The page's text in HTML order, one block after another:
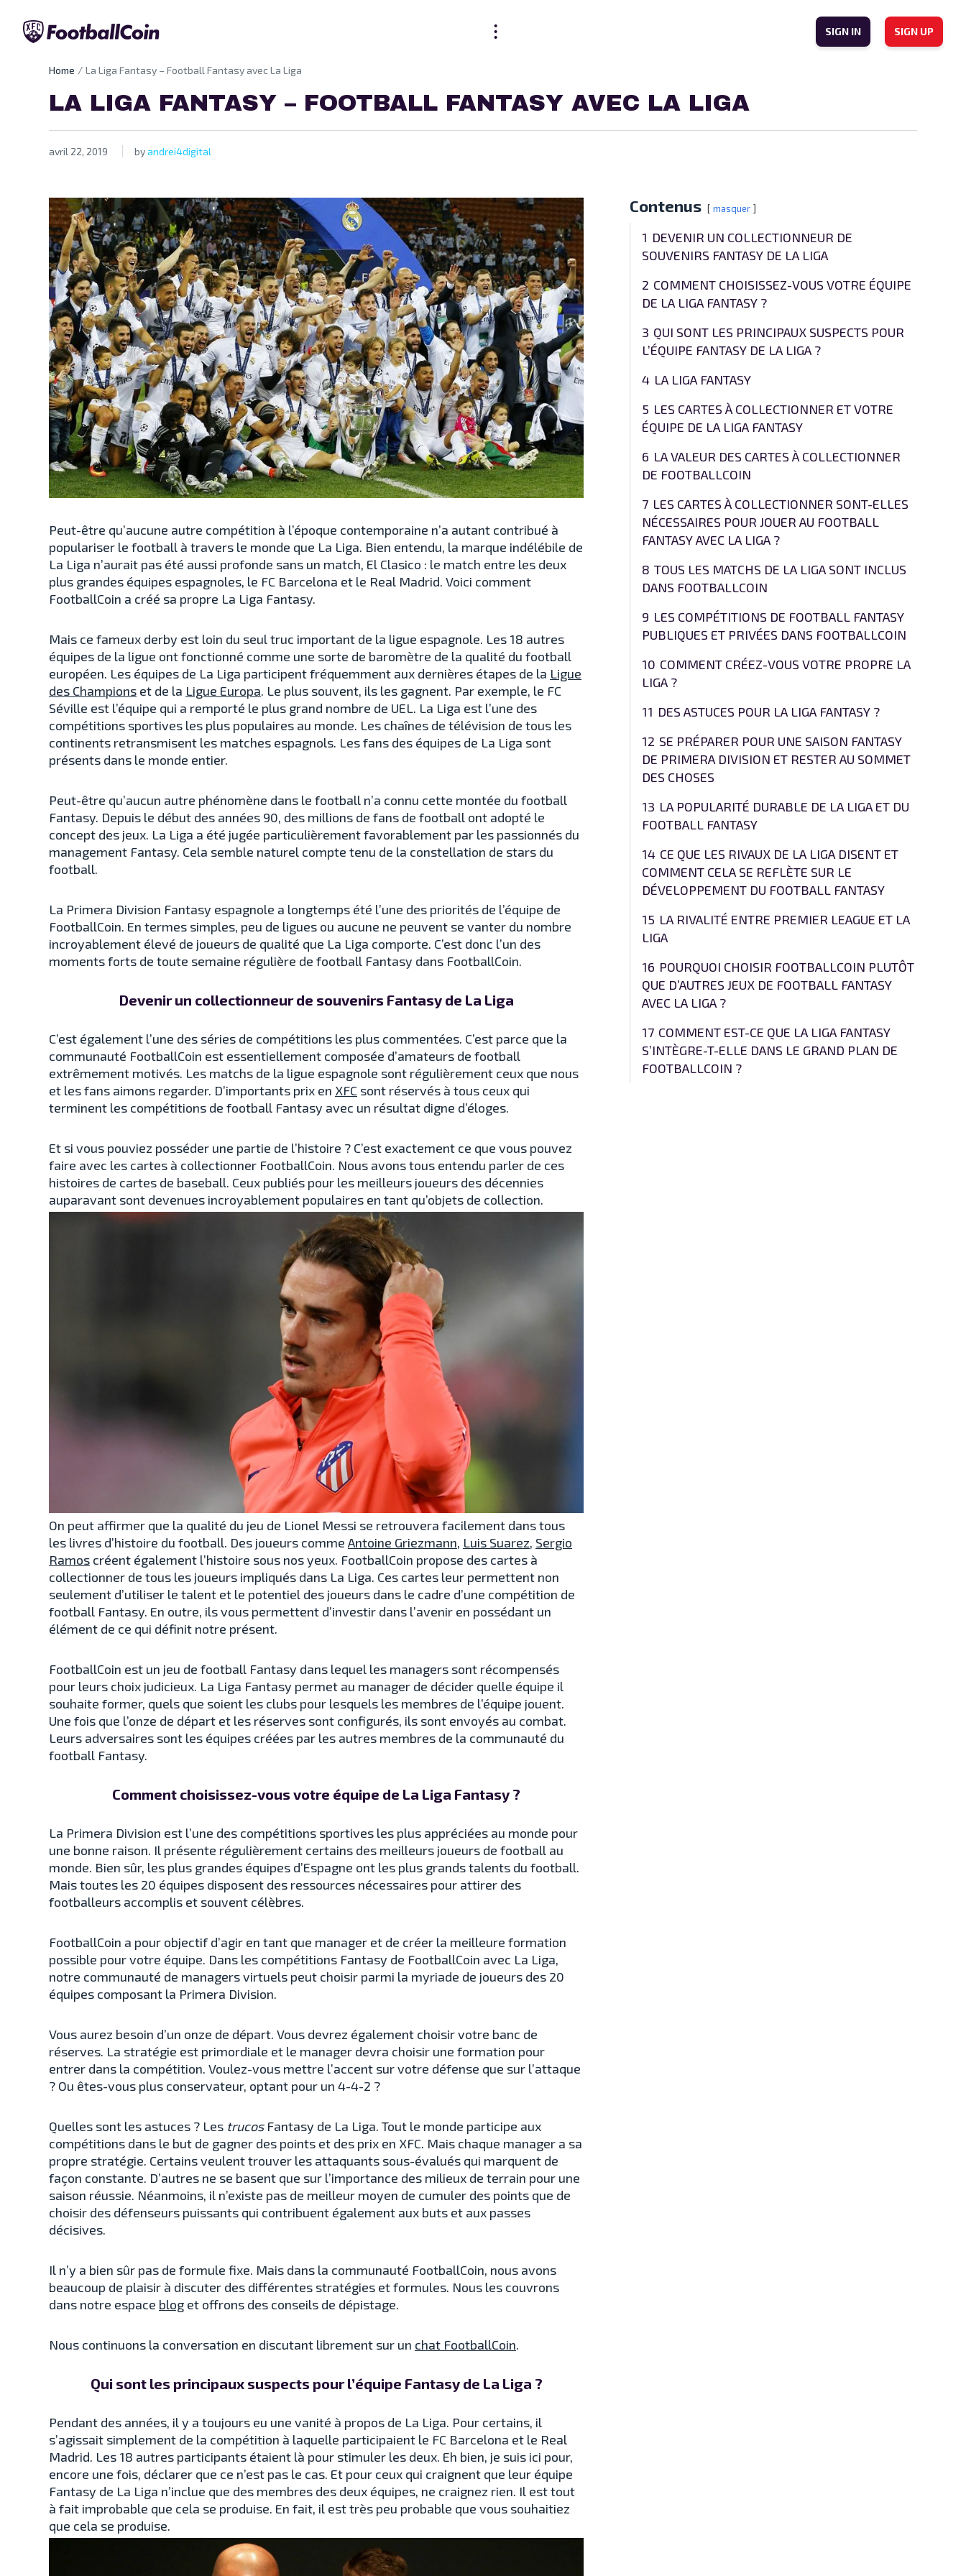
SIGN IN SIGN UP
Home La Liga Fantasy – Football Fantasy avec La Liga
LA LIGA FANTASY – FOOTBALL FANTASY AVEC LA LIGA
avril 22, 2019 byandrei4digital
Peut-être qu’aucune autre compétition à l’époque contemporaine n’a autant contribué à
populariser le football à travers le monde que La Liga. Bien entendu, la marque indélébile de
La Liga n’aurait pas été aussi profonde sans un match, El Clasico : le match entre les deux
plus grandes équipes espagnoles, le FC Barcelona et le Real Madrid. Voici comment
FootballCoin a créé sa propre La Liga Fantasy.
Mais ce fameux derby est loin du seul truc important de la ligue espagnole. Les 18 autres
équipes de la ligue ont fonctionné comme une sorte de baromètre de la qualité du football
européen. Les équipes de La Liga participent fréquemment aux dernières étapes de la Ligue
des Champions et de la Ligue Europa. Le plus souvent, ils les gagnent. Par exemple, le FC
Séville est l’équipe qui a remporté le plus grand nombre de UEL. La Liga est l’une des
compétitions sportives les plus populaires au monde. Les chaînes de télévision de tous les
continents retransmisent les matches espagnols. Les fans des équipes de La Liga sont
présents dans le monde entier.
Peut-être qu’aucun autre phénomène dans le football n’a connu cette montée du football
Fantasy. Depuis le début des années 90, des millions de fans de football ont adopté le
concept des jeux. La Liga a été jugée particulièrement favorablement par les passionnés du
management Fantasy. Cela semble naturel compte tenu de la constellation de stars du
football.
La Primera Division Fantasy espagnole a longtemps été l’une des priorités de l’équipe de
FootballCoin. En termes simples, peu de ligues ou aucune ne peuvent se vanter du nombre
incroyablement élevé de joueurs de qualité que La Liga comporte. C’est donc l’un des
moments forts de toute semaine régulière de football Fantasy dans FootballCoin.
Devenir un collectionneur de souvenirs Fantasy de La Liga
C’est également l’une des séries de compétitions les plus commentées. C’est parce que la
communauté FootballCoin est essentiellement composée d’amateurs de football
extrêmement motivés. Les matchs de la ligue espagnole sont régulièrement ceux que nous
et les fans aimons regarder. D’importants prix en XFC sont réservés à tous ceux qui
terminent les compétitions de football Fantasy avec un résultat digne d’éloges.
Et si vous pouviez posséder une partie de l’histoire ? C’est exactement ce que vous pouvez
faire avec les cartes à collectionner FootballCoin. Nous avons tous entendu parler de ces
histoires de cartes de baseball. Ceux publiés pour les meilleurs joueurs des décennies
auparavant sont devenues incroyablement populaires en tant qu’objets de collection.
On peut affirmer que la qualité du jeu de Lionel Messi se retrouvera facilement dans tous
les livres d’histoire du football. Des joueurs comme Antoine Griezmann, Luis Suarez, Sergio
Ramos créent également l’histoire sous nos yeux. FootballCoin propose des cartes à
collectionner de tous les joueurs impliqués dans La Liga. Ces cartes leur permettent non
seulement d’utiliser le talent et le potentiel des joueurs dans le cadre d’une compétition de
football Fantasy. En outre, ils vous permettent d’investir dans l’avenir en possédant un
élément de ce qui définit notre présent.
FootballCoin est un jeu de football Fantasy dans lequel les managers sont récompensés
pour leurs choix judicieux. La Liga Fantasy permet au manager de décider quelle équipe il
souhaite former, quels que soient les clubs pour lesquels les membres de l’équipe jouent.
Une fois que l’onze de départ et les réserves sont configurés, ils sont envoyés au combat.
Leurs adversaires sont les équipes créées par les autres membres de la communauté du
football Fantasy.
Comment choisissez-vous votre équipe de La Liga Fantasy ?
La Primera Division est l’une des compétitions sportives les plus appréciées au monde pour
une bonne raison. Il présente régulièrement certains des meilleurs joueurs de football au
monde. Bien sûr, les plus grandes équipes d’Espagne ont les plus grands talents du football.
Mais toutes les 20 équipes disposent des ressources nécessaires pour attirer des
footballeurs accomplis et souvent célèbres.
FootballCoin a pour objectif d’agir en tant que manager et de créer la meilleure formation
possible pour votre équipe. Dans les compétitions Fantasy de FootballCoin avec La Liga,
notre communauté de managers virtuels peut choisir parmi la myriade de joueurs des 20
équipes composant la Primera Division.
Vous aurez besoin d’un onze de départ. Vous devrez également choisir votre banc de
réserves. La stratégie est primordiale et le manager devra choisir une formation pour
entrer dans la compétition. Voulez-vous mettre l’accent sur votre défense que sur l’attaque
? Ou êtes-vous plus conservateur, optant pour un 4-4-2 ?
Quelles sont les astuces ? Les trucosFantasy de La Liga. Tout le monde participe aux
compétitions dans le but de gagner des points et des prix en XFC. Mais chaque manager a sa
propre stratégie. Certains veulent trouver les attaquants sous-évalués qui marquent de
façon constante. D’autres ne se basent que sur l’importance des milieux de terrain pour une
saison réussie. Néanmoins, il n’existe pas de meilleur moyen de cumuler des points que de
choisir des défenseurs puissants qui contribuent également aux buts et aux passes
décisives.
Il n’y a bien sûr pas de formule fixe. Mais dans la communauté FootballCoin, nous avons
beaucoup de plaisir à discuter des différentes stratégies et formules. Nous les couvrons
dans notre espace blog et offrons des conseils de dépistage.
Nous continuons la conversation en discutant librement sur un chat FootballCoin.
Qui sont les principaux suspects pour l’équipe Fantasy de La Liga ?
Pendant des années, il y a toujours eu une vanité à propos de La Liga. Pour certains, il
s’agissait simplement de la compétition à laquelle participaient le FC Barcelona et le Real
Madrid. Les 18 autres participants étaient là pour stimuler les deux. Eh bien, je suis ici pour,
encore une fois, déclarer que ce n’est pas le cas. Et pour ceux qui craignent que leur équipe
Fantasy de La Liga n’inclue que des membres des deux équipes, ne craignez rien. Il est tout
à fait improbable que cela se produise. En fait, il est très peu probable que vous souhaitiez
que cela se produise.
Contenus masquer
1 DEVENIR UN COLLECTIONNEUR DE
SOUVENIRS FANTASY DE LA LIGA
2 COMMENT CHOISISSEZ-VOUS VOTRE ÉQUIPE
DE LA LIGA FANTASY ?
3 QUI SONT LES PRINCIPAUX SUSPECTS POUR
L’ÉQUIPE FANTASY DE LA LIGA ?
4 LA LIGA FANTASY
5 LES CARTES À COLLECTIONNER ET VOTRE
ÉQUIPE DE LA LIGA FANTASY
6 LA VALEUR DES CARTES À COLLECTIONNER
DE FOOTBALLCOIN
7 LES CARTES À COLLECTIONNER SONT-ELLES
NÉCESSAIRES POUR JOUER AU FOOTBALL
FANTASY AVEC LA LIGA ?
8 TOUS LES MATCHS DE LA LIGA SONT INCLUS
DANS FOOTBALLCOIN
9 LES COMPÉTITIONS DE FOOTBALL FANTASY
PUBLIQUES ET PRIVÉES DANS FOOTBALLCOIN
10 COMMENT CRÉEZ-VOUS VOTRE PROPRE LA
LIGA ?
11 DES ASTUCES POUR LA LIGA FANTASY ?
12 SE PRÉPARER POUR UNE SAISON FANTASY
DE PRIMERA DIVISION ET RESTER AU SOMMET
DES CHOSES
13 LA POPULARITÉ DURABLE DE LA LIGA ET DU
FOOTBALL FANTASY
14 CE QUE LES RIVAUX DE LA LIGA DISENT ET
COMMENT CELA SE REFLÈTE SUR LE
DÉVELOPPEMENT DU FOOTBALL FANTASY
15 LA RIVALITÉ ENTRE PREMIER LEAGUE ET LA
LIGA
16 POURQUOI CHOISIR FOOTBALLCOIN PLUTÔT
QUE D’AUTRES JEUX DE FOOTBALL FANTASY
AVEC LA LIGA ?
17 COMMENT EST-CE QUE LA LIGA FANTASY
S’INTÈGRE-T-ELLE DANS LE GRAND PLAN DE
FOOTBALLCOIN ?